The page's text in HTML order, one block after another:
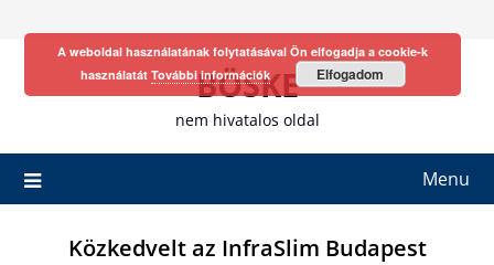
BÖSKE
nem hivatalos oldal
Menu
Közkedvelt az InfraSlim Budapest
A weboldal használatának folytatásával Ön elfogadja a cookie-k
használatát További információk Elfogadom